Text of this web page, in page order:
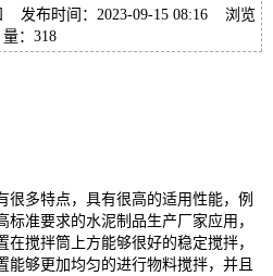
发布时间：2023-09-15 08:16 浏览
量：318
很多特点，具有很高的适用性能，例
准要求的水泥制品生产厂家应用，
搅拌筒上方能够很好的稳定搅拌，
能够更加均匀的进行物料搅拌，并且